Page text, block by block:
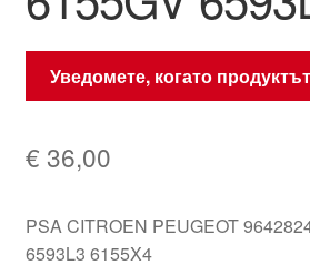
Уведомете, когато
€ 36,00
PSA CITROEN PEUGEOT
6593L3 6155X4